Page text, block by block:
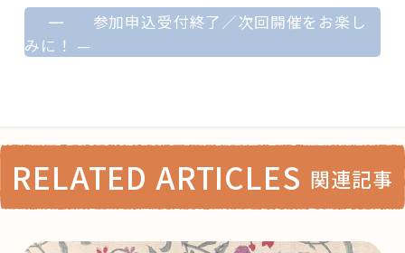
—
参加申込受付終了／次回開催をお楽し
みに！ —
RELATED ARTICLES 関連記事